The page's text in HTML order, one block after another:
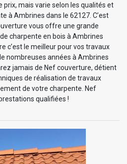
prix, mais varie selon les qualités et
à Ambrines dans le 62127. C’est
vous offre une grande
charpente en bois à Ambrines
c’est le meilleur pour vos travaux
nombreuses années à Ambrines
jamais de Nef couverture, détient
de réalisation de travaux
de votre charpente. Nef
qualifiées !